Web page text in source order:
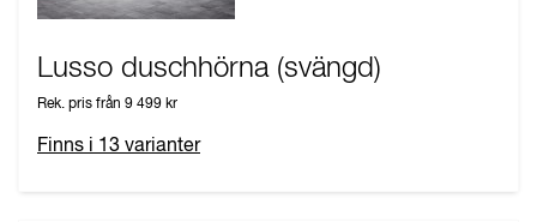
Lusso duschhörna (svängd)
Rek. pris från 9 499 kr
Finns i 13 varianter